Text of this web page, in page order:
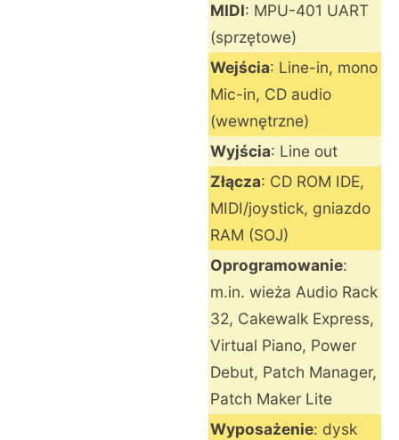
MIDI: MPU-401 UART
(sprzętowe)
Wejścia: Line-in, mono
Mic-in, CD audio
(wewnętrzne)
Wyjścia: Line out
Złącza: CD ROM IDE,
MIDI/joystick, gniazdo
RAM (SOJ)
Oprogramowanie:
m.in. wieża Audio Rack
32, Cakewalk Express,
Virtual Piano, Power
Debut, Patch Manager,
Patch Maker Lite
Wyposażenie: dysk